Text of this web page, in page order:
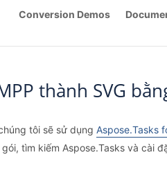
Conversion Demos
thành SVG
tôi sẽ sử dụng Aspose.Tasks
tìm kiếm Aspose.Tasks và cài